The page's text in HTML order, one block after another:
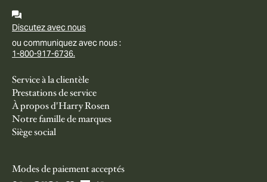
Discutez avec nous
ou communiquez avec nous :
1-800-917-6736.
Service à la clientèle
Prestations de service
À propos d'Harry Rosen
Notre famille de marques
Siège social
Modes de paiement acceptés